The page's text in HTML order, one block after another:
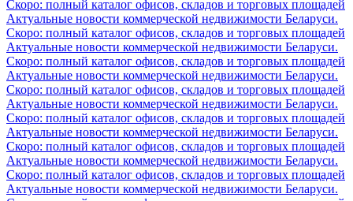
Скоро: полный каталог офисов, складов и торговых площадей
Актуальные новости коммерческой недвижимости Беларуси.
Скоро: полный каталог офисов, складов и торговых площадей
Актуальные новости коммерческой недвижимости Беларуси.
Скоро: полный каталог офисов, складов и торговых площадей
Актуальные новости коммерческой недвижимости Беларуси.
Скоро: полный каталог офисов, складов и торговых площадей
Актуальные новости коммерческой недвижимости Беларуси.
Скоро: полный каталог офисов, складов и торговых площадей
Актуальные новости коммерческой недвижимости Беларуси.
Скоро: полный каталог офисов, складов и торговых площадей
Актуальные новости коммерческой недвижимости Беларуси.
Скоро: полный каталог офисов, складов и торговых площадей
Актуальные новости коммерческой недвижимости Беларуси.